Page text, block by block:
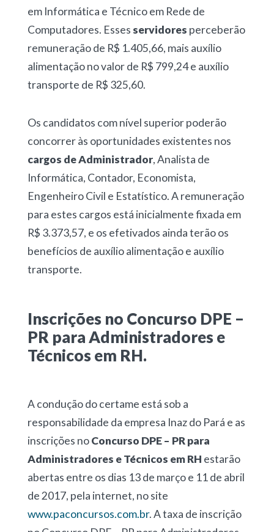
em Informática e Técnico em Rede de
Computadores. Esses servidores perceberão
remuneração de R$ 1.405,66, mais auxílio
alimentação no valor de R$ 799,24 e auxílio
transporte de R$ 325,60.
Os candidatos com nível superior poderão
concorrer às oportunidades existentes nos
cargos de Administrador, Analista de
Informática, Contador, Economista,
Engenheiro Civil e Estatístico. A remuneração
para estes cargos está inicialmente fixada em
R$ 3.373,57, e os efetivados ainda terão os
benefícios de auxílio alimentação e auxílio
transporte.
Inscrições no Concurso DPE –
PR para Administradores e
Técnicos em RH.
A condução do certame está sob a
responsabilidade da empresa Inaz do Pará e as
inscrições noConcurso DPE – PR para
Administradores e Técnicos em RH estarão
abertas entre os dias 13 de março e 11 de abril
de 2017, pela internet, no site
www.paconcursos.com.br. A taxa de inscrição